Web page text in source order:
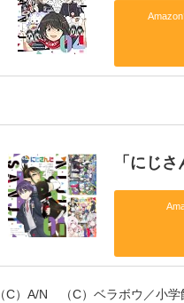
「にじ
（C）A/N （C）ベラボウ／小学